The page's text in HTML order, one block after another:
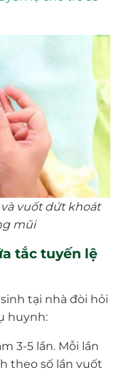
vuốt dứt khoát
mũi
tắc tuyến lệ
tại nhà đòi hỏi
huynh:
3-5 lần. Mỗi lần
theo số lần vuốt